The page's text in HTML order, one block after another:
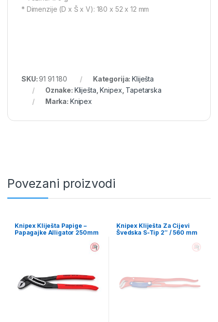
* Dimenzije (D x Š x V): 180 x 52 x 12 mm
SKU:91 91 180 Kategorija:Kliješta
Oznake: Kliješta ,Knipex Tapetarska
Marka: Knipex
Povezani proizvodi
Knipex Kliješta Papige –
Papagajke Alligator 250mm
Knipex Kliješta Za Cijevi
Švedska S-Tip 2″ / 560 mm